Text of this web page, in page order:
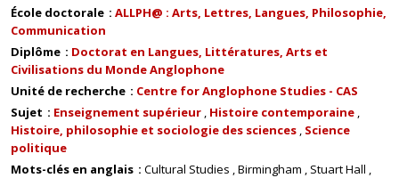
École doctorale
ALLPH@ : Arts, Lettres, Langues, Philosophie,
Communication
Diplôme
Doctorat en Langues, Littératures, Arts et
Civilisations du Monde Anglophone
Unité de recherche
Centre for Anglophone Studies - CAS
Sujet
Enseignement supérieur Histoire contemporaine
Histoire, philosophie et sociologie des sciences Science
politique
Mots-clés en anglais
Cultural Studies Birmingham
Stuart Hall